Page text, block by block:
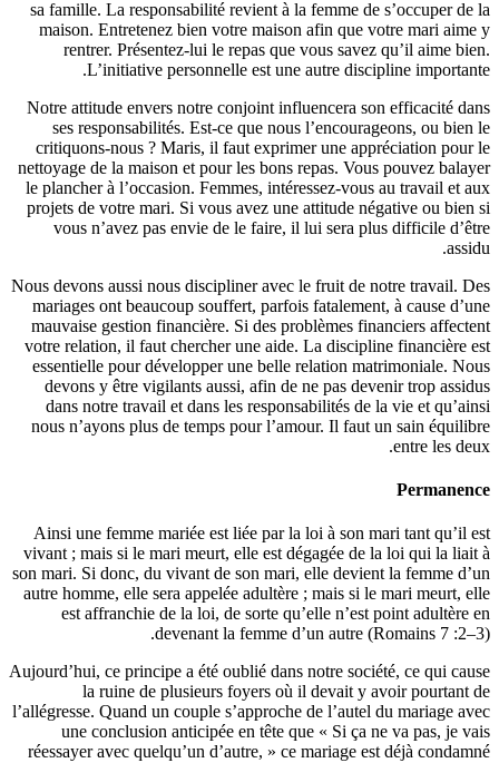
sa
Notre
ses
nettoyage
le
projets
vous
Nous
votre
dans
nous
Ainsi
vivant ;
son mari.
autre
est
la
une